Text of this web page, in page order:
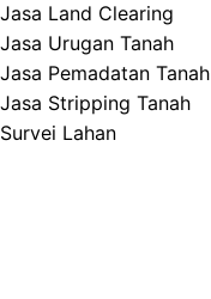
Jasa Land Clearing
Jasa Urugan Tanah
Jasa Pemadatan Tanah
Jasa Stripping Tanah
Survei Lahan